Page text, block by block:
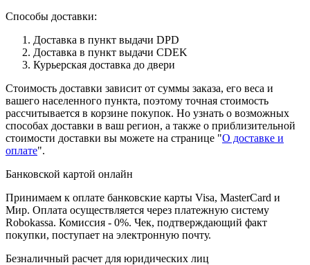
Способы доставки:
Доставка в пункт выдачи DPD
Доставка в пункт выдачи CDEK
Курьерская доставка до двери
Стоимость доставки зависит от суммы заказа, его веса и
вашего населенного пункта, поэтому точная стоимость
рассчитывается в корзине покупок. Но узнать о возможных
способах доставки в ваш регион, а также о приблизительной
стоимости доставки вы можете на странице "О доставке и
оплате".
Банковской картой онлайн
Принимаем к оплате банковские карты Visa, MasterCard и
Мир. Оплата осуществляется через платежную систему
Robokassa. Комиссия - 0%. Чек, подтверждающий факт
покупки, поступает на электронную почту.
Безналичный расчет для юридических лиц